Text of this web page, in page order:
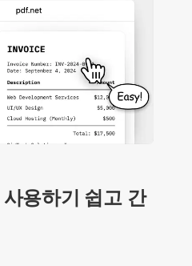
용하기 쉽고 간